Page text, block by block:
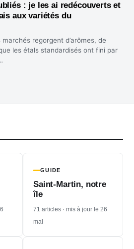
: je les ai redécouverts et
aux variétés du
regorgent d’arômes, de
les étals standardisés ont fini par
GUIDE
Saint-Martin, notre
île
71 articles · mis à jour le 26
mai